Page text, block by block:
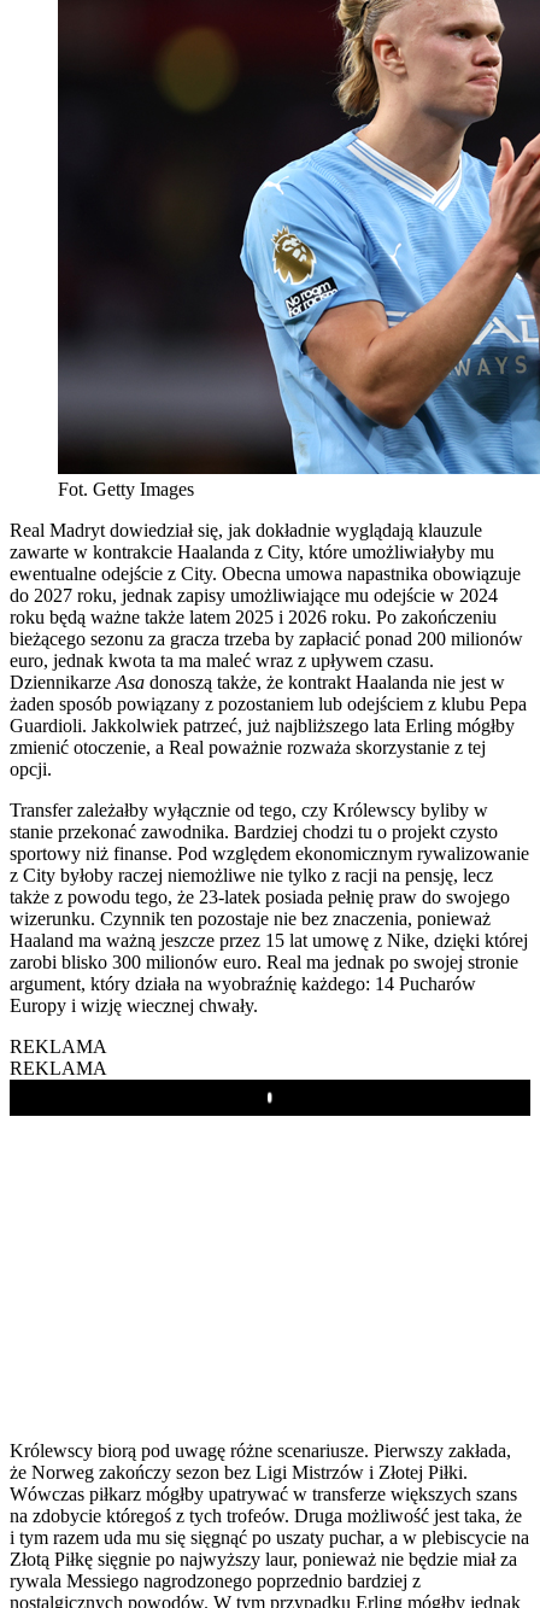
Fot. Getty Images
Real Madryt dowiedział się, jak dokładnie wyglądają klauzule
zawarte w kontrakcie Haalanda z City, które umożliwiałyby mu
ewentualne odejście z City. Obecna umowa napastnika obowiązuje
do 2027 roku, jednak zapisy umożliwiające mu odejście w 2024
roku będą ważne także latem 2025 i 2026 roku. Po zakończeniu
bieżącego sezonu za gracza trzeba by zapłacić ponad 200 milionów
euro, jednak kwota ta ma maleć wraz z upływem czasu.
Dziennikarze Asa donoszą także, że kontrakt Haalanda nie jest w
żaden sposób powiązany z pozostaniem lub odejściem z klubu Pepa
Guardioli. Jakkolwiek patrzeć, już najbliższego lata Erling mógłby
zmienić otoczenie, a Real poważnie rozważa skorzystanie z tej
opcji.
Transfer zależałby wyłącznie od tego, czy Królewscy byliby w
stanie przekonać zawodnika. Bardziej chodzi tu o projekt czysto
sportowy niż finanse. Pod względem ekonomicznym rywalizowanie
z City byłoby raczej niemożliwe nie tylko z racji na pensję, lecz
także z powodu tego, że 23-latek posiada pełnię praw do swojego
wizerunku. Czynnik ten pozostaje nie bez znaczenia, ponieważ
Haaland ma ważną jeszcze przez 15 lat umowę z Nike, dzięki której
zarobi blisko 300 milionów euro. Real ma jednak po swojej stronie
argument, który działa na wyobraźnię każdego: 14 Pucharów
Europy i wizję wiecznej chwały.
REKLAMA
REKLAMA
Play
Królewscy biorą pod uwagę różne scenariusze. Pierwszy zakłada,
że Norweg zakończy sezon bez Ligi Mistrzów i Złotej Piłki.
Wówczas piłkarz mógłby upatrywać w transferze większych szans
na zdobycie któregoś z tych trofeów. Druga możliwość jest taka, że
i tym razem uda mu się sięgnąć po uszaty puchar, a w plebiscycie na
Złotą Piłkę sięgnie po najwyższy laur, ponieważ nie będzie miał za
rywala Messiego nagrodzonego poprzednio bardziej z
nostalgicznych powodów. W tym przypadku Erling mógłby jednak